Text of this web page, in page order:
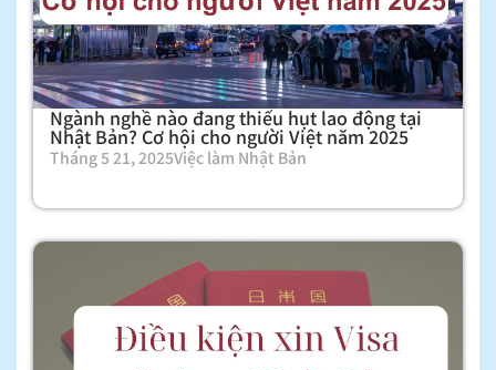
Ngành nghề nào đang thiếu hụt lao động tại
Nhật Bản? Cơ hội cho người Việt năm 2025
Tháng 5 21, 2025Việc làm Nhật Bản